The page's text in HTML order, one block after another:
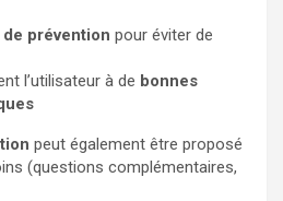
prévention pour éviter de
l’utilisateur à de bonnes
peut également être proposé
(questions complémentaires,